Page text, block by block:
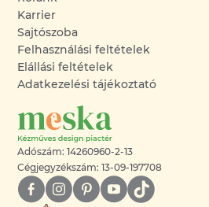
Karrier
Sajtószoba
Felhasználási feltételek
Elállási feltételek
Adatkezelési tájékoztató
Adószám: 14260960-2-13
Cégjegyzékszám: 13-09-197708